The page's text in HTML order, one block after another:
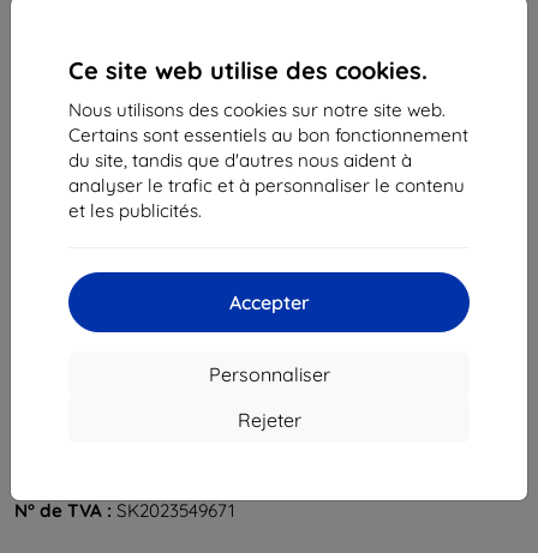
Ce site web utilise des cookies.
Nous utilisons des cookies sur notre site web.
Certains sont essentiels au bon fonctionnement
du site, tandis que d'autres nous aident à
analyser le trafic et à personnaliser le contenu
et les publicités.
Accepter
Personnaliser
Rejeter
du total4.
«
Ulica Rudolfa Mocka 3750/2A
N° de TVA : SK2023549671